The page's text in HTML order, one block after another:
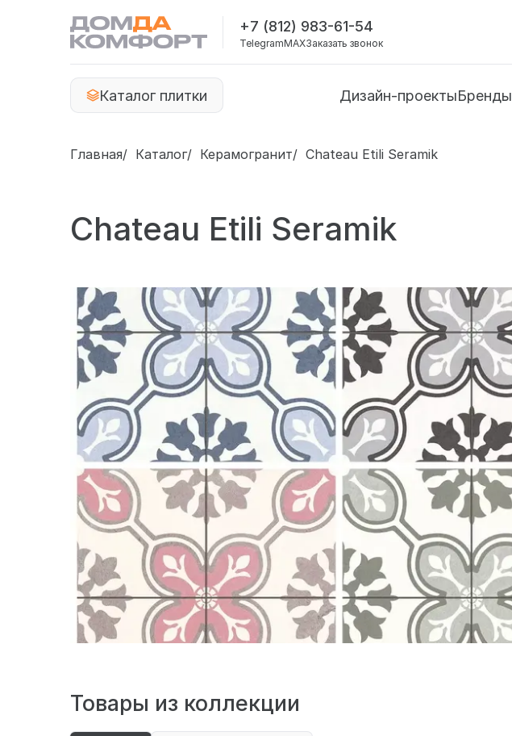
+7 (812) 983-61-54
TelegramMAXЗаказать звонок
Каталог плитки Дизайн-проектыБренды
Главная Каталог Керамогранит Chateau Etili Seramik
Chateau Etili Seramik
Товары из коллекции